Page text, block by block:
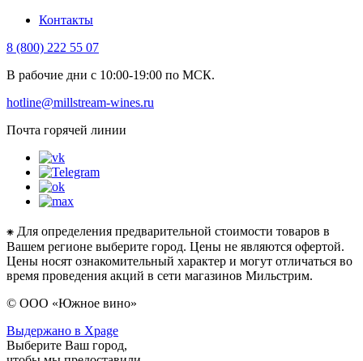
Контакты
8 (800) 222 55 07
В рабочие дни с 10:00-19:00 по МСК.
hotline@millstream-wines.ru
Почта горячей линии
⁕ Для определения предварительной стоимости товаров в
Вашем регионе выберите город. Цены не являются офертой.
Цены носят ознакомительный характер и могут отличаться во
время проведения акций в сети магазинов Мильстрим.
© ООО «Южное вино»
Выдержано в Xpage
Выберите Ваш город,